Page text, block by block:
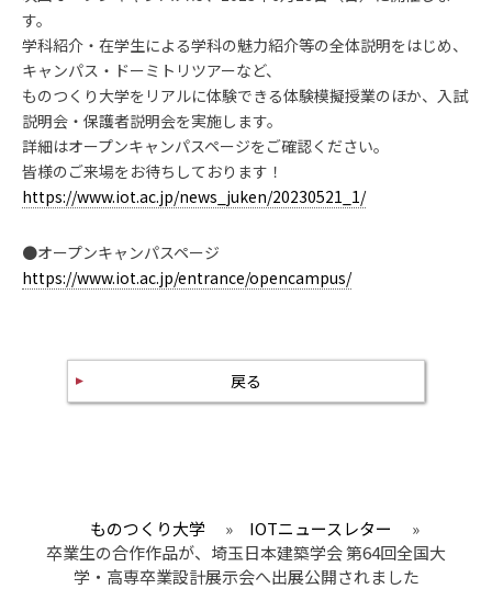
す。
学科紹介・在学生による学科の魅力紹介等の全体説明をはじめ、
キャンパス・ドーミトリツアーなど、
ものつくり大学をリアルに体験できる体験模擬授業のほか、入試
説明会・保護者説明会を実施します。
詳細はオープンキャンパスページをご確認ください。
皆様のご来場をお待ちしております！
https://www.iot.ac.jp/news_juken/20230521_1/
●オープンキャンパスページ
https://www.iot.ac.jp/entrance/opencampus/
戻る
ものつくり大学 » IOTニュースレター
»
卒業生の合作作品が、埼玉日本建築学会 第64回全国大
学・高専卒業設計展示会へ出展公開されました